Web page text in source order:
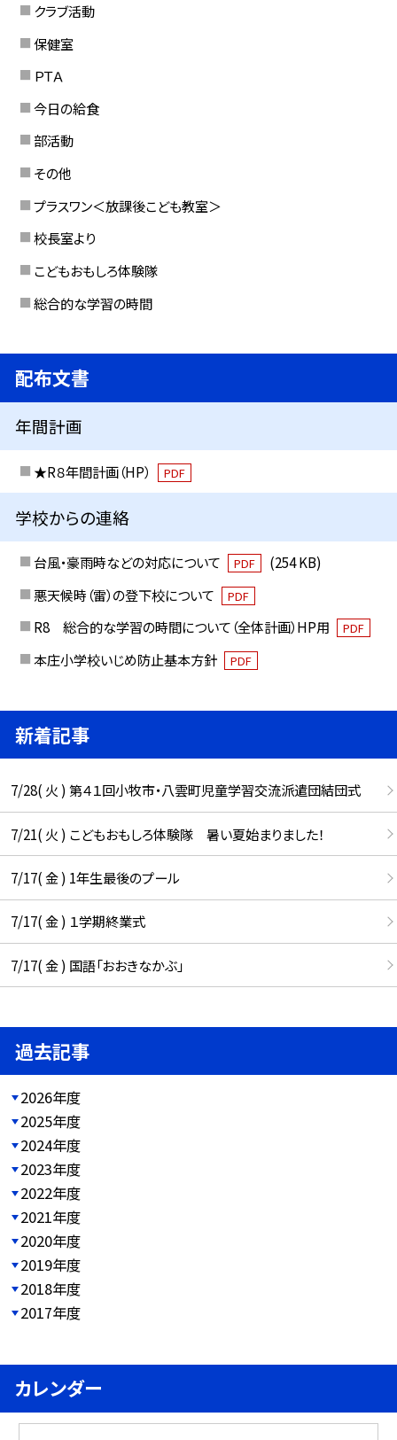
クラブ活動
保健室
ＰＴＡ
今日の給食
部活動
その他
プラスワン＜放課後こども教室＞
校長室より
こどもおもしろ体験隊
総合的な学習の時間
配布文書
年間計画
★R８年間計画（HP） PDF
学校からの連絡
台風・豪雨時などの対応について PDF
(254 KB)
悪天候時（雷）の登下校について
PDF
R8 総合的な学習の時間について（全体計画）HP用 PDF
本庄小学校いじめ防止基本方針 PDF
新着記事
7/28( 火 ) 第４１回小牧市・八雲町児童学習交流派遣団結団式
7/21( 火 ) こどもおもしろ体験隊 暑い夏始まりました！
7/17( 金 ) 1年生最後のプール
7/17( 金 ) １学期終業式
7/17( 金 ) 国語「おおきなかぶ」
過去記事
2026年度
2025年度
2024年度
2023年度
2022年度
2021年度
2020年度
2019年度
2018年度
2017年度
カレンダー